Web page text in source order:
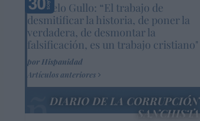
Marcelo Gullo: “El trabajo de
desmitificar la historia, de poner la
verdadera, de desmontar la
falsificación, es un trabajo cristiano"
por Hispanidad
Artículos anteriores
DIARIO DE LA CORRUPCIÓN
SANCHISTA